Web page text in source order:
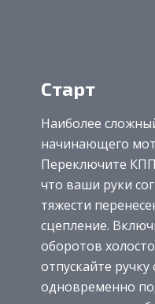
Старт
Наиболее
начинающего
Переключите
что ваши руки
тяжести
сцепление.
оборотов
отпускайте ручку
одновременно